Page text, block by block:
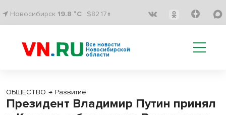
Новосибирск 19.8 °C $82.17↑
Все новости
Новосибирской
области
ОБЩЕСТВО → Развитие
Президент Владимир Путин принял